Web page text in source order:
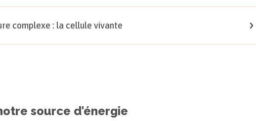
complexe : la cellule vivante
source d'énergie